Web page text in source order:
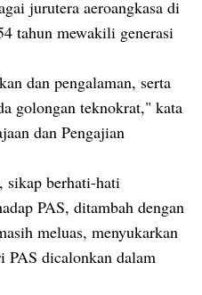
jurutera aeroangkasa di
tahun mewakili generasi
dan pengalaman, serta
golongan teknokrat," kata
dan Pengajian
sikap berhati-hati
PAS, ditambah dengan
meluas, menyukarkan
PAS dicalonkan dalam